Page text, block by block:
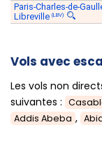
Paris-Charles-de-
Libreville (LBV)
Vols avec
Les vols non
suivantes :
Addis Abeba ,